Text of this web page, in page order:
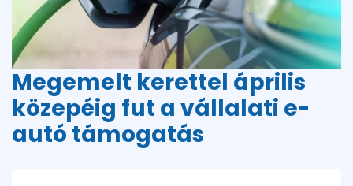
Megemelt kerettel április
közepéig fut a vállalati e-
autó támogatás